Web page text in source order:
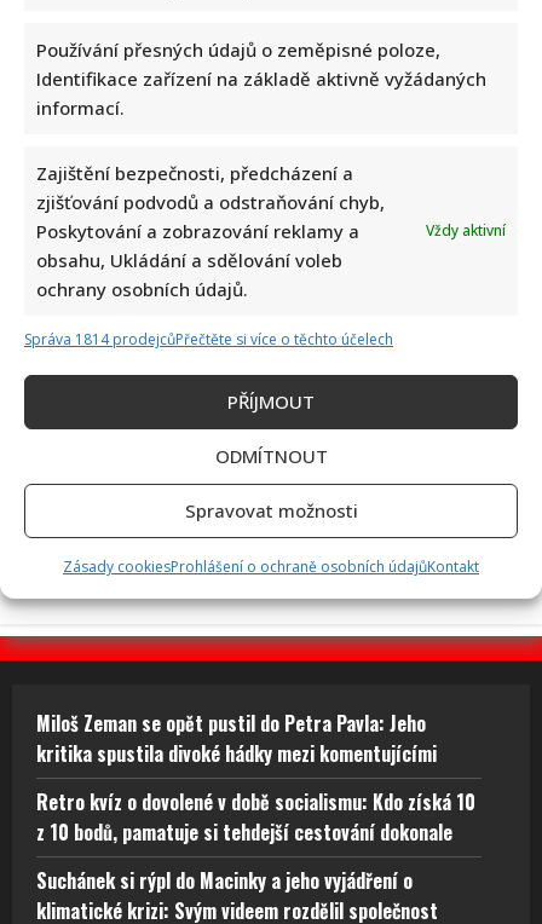
Používání přesných údajů o zeměpisné poloze,
Identifikace zařízení na základě aktivně vyžádaných
informací.
Zajištění bezpečnosti, předcházení a
zjišťování podvodů a odstraňování chyb,
Poskytování a zobrazování reklamy a
obsahu, Ukládání a sdělování voleb
ochrany osobních údajů.
Vždy aktivní
Správa 1814 prodejcůPřečtěte si více o těchto účelech
PŘÍJMOUT
ODMÍTNOUT
Spravovat možnosti
Zásady cookiesProhlášení o ochraně osobních údajůKontakt
Vědomostní kvíz pro fanoušky AZ-kvízu: Je čas zjistit, kdo
by se dostal k bankomatu pomocí 10 otázek
Tragický konec Františka Sahuly: Kytaristu Tří sester
mladíci ubili kvůli banálnímu sporu
Miloš Zeman se opět pustil do Petra Pavla: Jeho
kritika spustila divoké hádky mezi komentujícími
Retro kvíz o dovolené v době socialismu: Kdo získá 10
z 10 bodů, pamatuje si tehdejší cestování dokonale
Suchánek si rýpl do Macinky a jeho vyjádření o
klimatické krizi: Svým videem rozdělil společnost